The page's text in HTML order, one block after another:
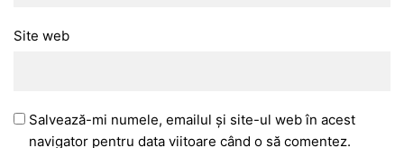
Site web
Salvează-mi numele, emailul și site-ul web în acest
navigator pentru data viitoare când o să comentez.